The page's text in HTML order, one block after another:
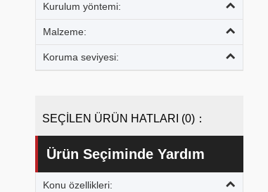
Kurulum yöntemi:
Malzeme:
Koruma seviyesi:
SEÇİLEN ÜRÜN HATLARI (0)：
Ürün Seçiminde Yardım
Konu özellikleri: